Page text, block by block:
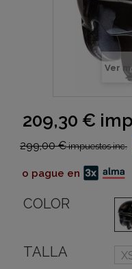
Ver
209,30 €
299,00 €impuestos inc.
o pague en
COLOR
TALLA